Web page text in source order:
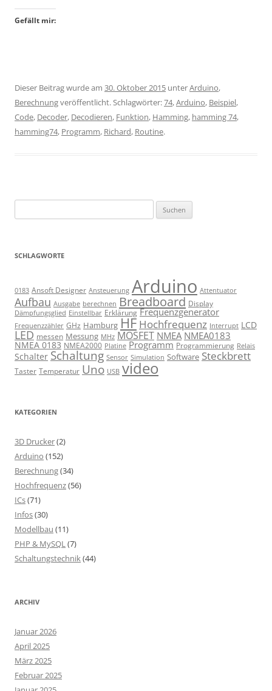
Gefällt mir:
Dieser Beitrag wurde am 30. Oktober 2015 unterArduino,
Berechnungveröffentlicht. Schlagwörter:74,Arduino, Beispiel,
Code, Decoder, Decodieren, Funktion, Hamming, hamming 74,
hamming74, Programm, Richard, Routine.
nach:
SCHLAGWORTE
0183 Ansoft Designer Ansteuerung Arduino Attentuator
Aufbau Ausgabe berechnen Breadboard Display
Dämpfungsglied Einstellbar Erklärung Frequenzgenerator
Frequenzzähler GHz Hamburg HF Hochfrequenz Interrupt LCD
LED messen Messung MHz MOSFET NMEA NMEA0183
NMEA 0183 NMEA2000 Platine Programm Programmierung Relais
Schalter Schaltung Sensor Simulation Software Steckbrett
Taster Temperatur Uno USB video
KATEGORIEN
3D Drucker(2)
Arduino (152)
Berechnung(34)
Hochfrequenz(56)
ICs(71)
Infos(30)
Modellbau (11)
PHP & MySQL(7)
Schaltungstechnik(44)
ARCHIV
Januar 2026
April 2025
März 2025
Februar 2025